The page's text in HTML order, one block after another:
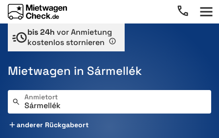
bis 24h vor Anmietung
kostenlos stornieren
Mietwagen in Sármellék
Anmietort
anderer Rückgabeort